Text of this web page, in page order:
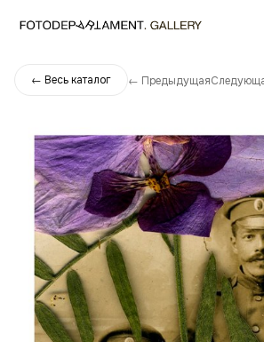
← Весь каталог ← Предыдущая